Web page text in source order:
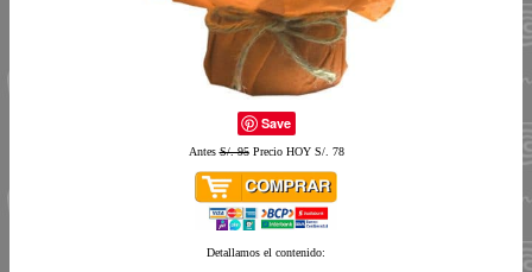
Save
AntesS/. 95Precio HOY S/. 78
Detallamos el contenido: